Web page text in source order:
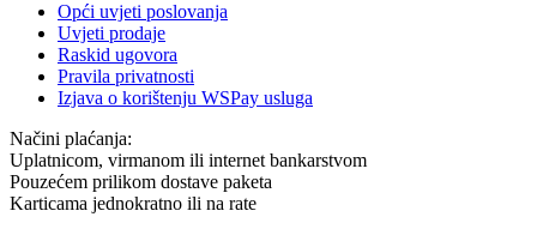
Opći uvjeti poslovanja
Uvjeti prodaje
Raskid ugovora
Pravila privatnosti
Izjava o korištenju WSPay usluga
Načini plaćanja:
Uplatnicom, virmanom ili internet bankarstvom
Pouzećem prilikom dostave paketa
Karticama jednokratno ili na rate